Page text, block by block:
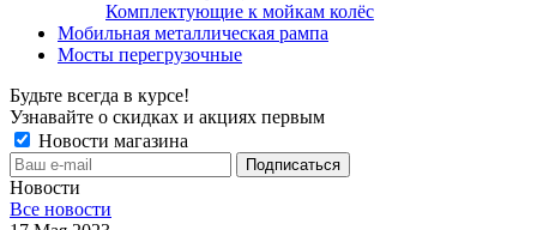
Комплектующие к мойкам колёс
Мобильная металлическая рампа
Мосты перегрузочные
Будьте всегда в курсе!
Узнавайте о скидках и акциях первым
Новости магазина
Новости
Все новости